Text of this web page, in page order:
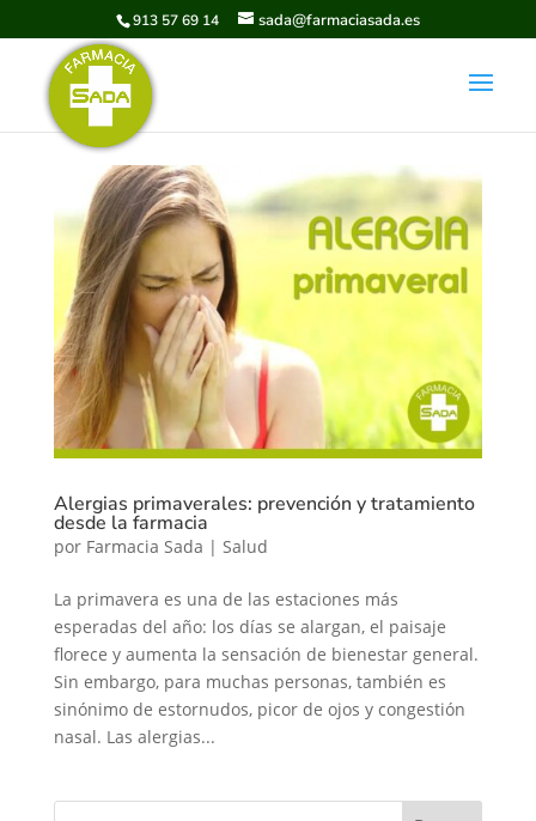
913 57 69 14 sada@farmaciasada.es
Alergias primaverales: prevención y tratamiento
desde la farmacia
por Farmacia Sada | Salud
La primavera es una de las estaciones más
esperadas del año: los días se alargan, el paisaje
florece y aumenta la sensación de bienestar general.
Sin embargo, para muchas personas, también es
sinónimo de estornudos, picor de ojos y congestión
nasal. Las alergias...